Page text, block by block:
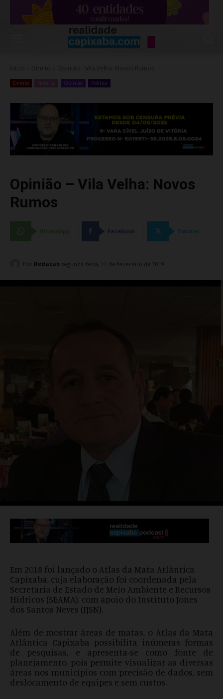
Direito Opinião Política
Opinião – Vila Velha: Novos
Rumos
Facebook Twitter
Por Redacao segunda-feira, 11 de fevereiro de 2019
Em 2018 foi lançado o Atlas da Mata Atlântica
Capixaba, cuja elaboração foi coordenada pela
Secretaria de Estado de Meio Ambiente e Recursos
Hídricos (SEAMA), com apoio do Instituto Jones
dos Santos Neves (IJSN).
Além de mostrar áreas de matas, o Atlas da Mata
Atlântica Capixaba possibilita inúmeras formas
de pesquisas, e apresenta-se como fonte de
planejamento, pois permite visualizar as diversas
áreas nos municípios com precisão de dados, sem
deslocamento de equipes e sem custos.